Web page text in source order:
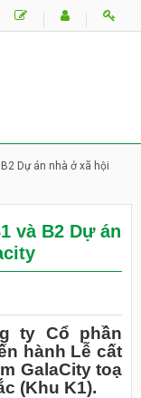
Dự án nhà ở xã hội
và B2 Dự án
ty Cổ phần
hành Lễ cất
GalaCity toạ
(Khu K1).